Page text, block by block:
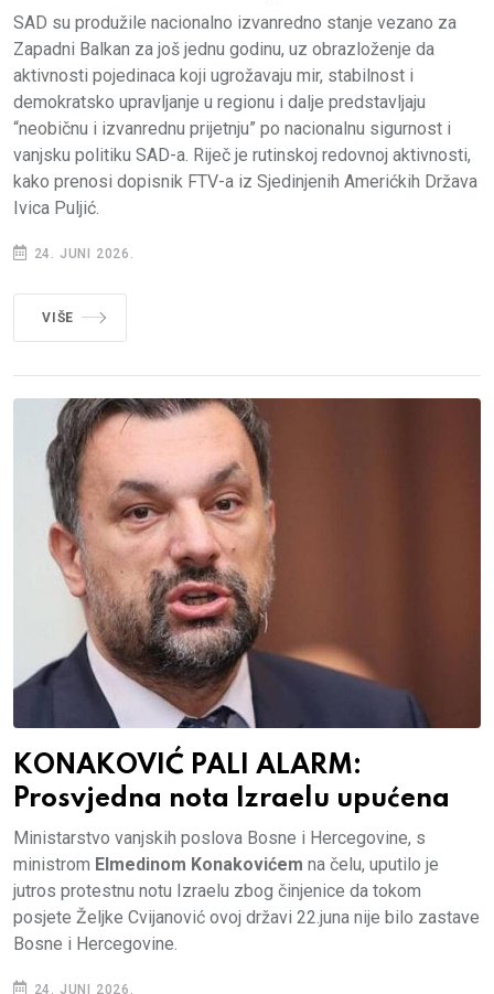
SAD su produžile nacionalno izvanredno stanje vezano za
Zapadni Balkan za još jednu godinu, uz obrazloženje da
aktivnosti pojedinaca koji ugrožavaju mir, stabilnost i
demokratsko upravljanje u regionu i dalje predstavljaju
“neobičnu i izvanrednu prijetnju” po nacionalnu sigurnost i
vanjsku politiku SAD-a. Riječ je rutinskoj redovnoj aktivnosti,
kako prenosi dopisnik FTV-a iz Sjedinjenih Amerićkih Država
Ivica Puljić.
24. JUNI 2026.
VIŠE
KONAKOVIĆ PALI ALARM:
Prosvjedna nota Izraelu upućena
Ministarstvo vanjskih poslova Bosne i Hercegovine, s
ministrom Elmedinom Konakovićem na čelu, uputilo je
jutros protestnu notu Izraelu zbog činjenice da tokom
posjete Željke Cvijanović ovoj državi 22.juna nije bilo zastave
Bosne i Hercegovine.
24. JUNI 2026.